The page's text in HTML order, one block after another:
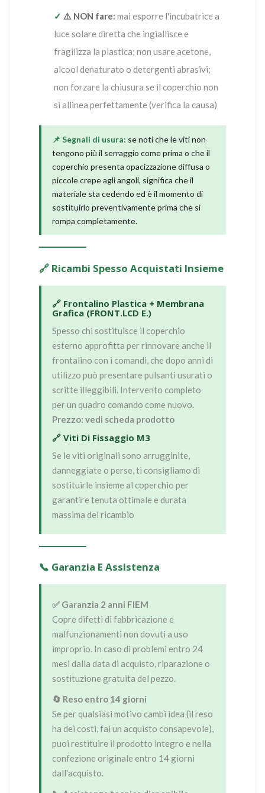
✓ ⚠️ NON fare: mai esporre l'incubatrice a
luce solare diretta che ingiallisce e
fragilizza la plastica; non usare acetone,
alcool denaturato o detergenti abrasivi;
non forzare la chiusura se il coperchio non
si allinea perfettamente (verifica la causa)
📌 Segnali di usura: se noti che le viti non
tengono più il serraggio come prima o che il
coperchio presenta opacizzazione diffusa o
piccole crepe agli angoli, significa che il
materiale sta cedendo ed è il momento di
sostituirlo preventivamente prima che si
rompa completamente.
🔗 Ricambi Spesso Acquistati Insieme
🔗 Frontalino Plastica + Membrana
Grafica (FRONT.LCD E.)
Spesso chi sostituisce il coperchio
esterno approfitta per rinnovare anche il
frontalino con i comandi, che dopo anni di
utilizzo può presentare pulsanti usurati o
scritte illeggibili. Intervento completo
per un quadro comando come nuovo.
Prezzo: vedi scheda prodotto
🔗 Viti Di Fissaggio M3
Se le viti originali sono arrugginite,
danneggiate o perse, ti consigliamo di
sostituirle insieme al coperchio per
garantire tenuta ottimale e durata
massima del ricambio
📞 Garanzia E Assistenza
✅ Garanzia 2 anni FIEM
Copre difetti di fabbricazione e
malfunzionamenti non dovuti a uso
improprio. In caso di problemi entro 24
mesi dalla data di acquisto, riparazione o
sostituzione gratuita del pezzo.
🔄 Reso entro 14 giorni
Se per qualsiasi motivo cambi idea (il reso
ha dei costi, fai un acquisto consapevole),
puoi restituire il prodotto integro e nella
confezione originale entro 14 giorni
dall'acquisto.